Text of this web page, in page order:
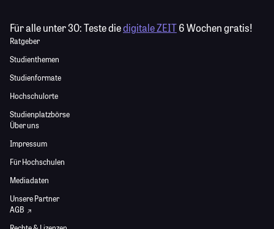
Für alle unter 30:Teste diedigitale ZEIT6 Wochen gratis!
Ratgeber
Studienthemen
Studienformate
Hochschulorte
Studienplatzbörse
Über uns
Impressum
Für Hochschulen
Mediadaten
Unsere Partner
AGB